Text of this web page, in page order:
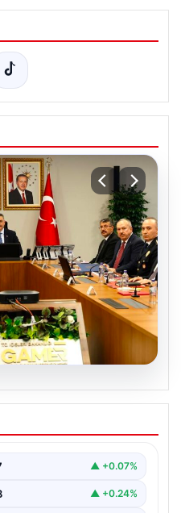
Mücadele
mücadele konularını ele
▲ +0.07%
▲ +0.24%